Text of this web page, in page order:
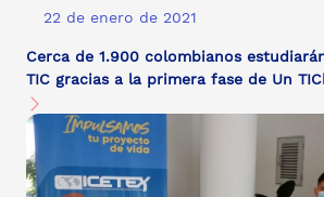
22 de enero de 2021
Cerca de 1.900 colombianos
TIC gracias a la primera fase de Un